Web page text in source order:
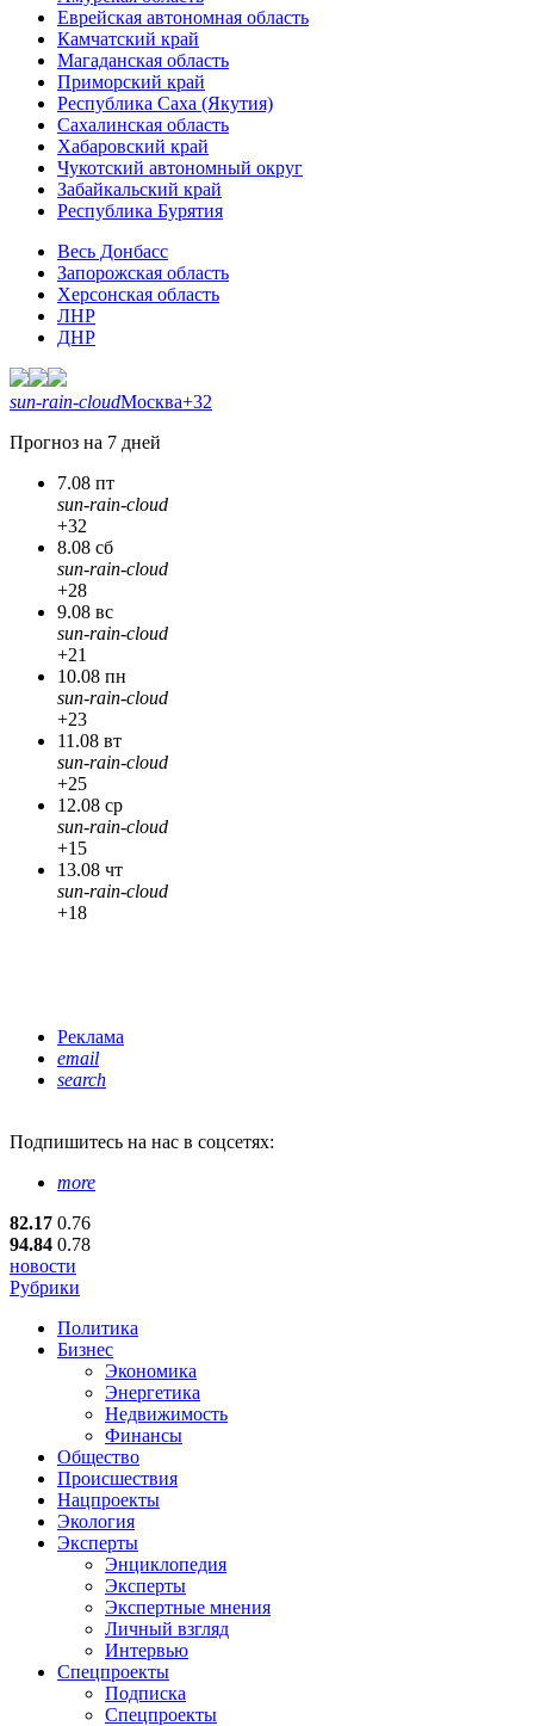
Еврейская автономная область
Камчатский край
Магаданская область
Приморский край
Республика Саха (Якутия)
Сахалинская область
Хабаровский край
Чукотский автономный округ
Забайкальский край
Республика Бурятия
Весь Донбасс
Запорожская область
Херсонская область
ЛНР
ДНР
sun-rain-cloudМосква+32
Прогноз на 7 дней
7.08 пт
sun-rain-cloud
+32
8.08 сб
sun-rain-cloud
+28
9.08 вс
sun-rain-cloud
+21
10.08 пн
sun-rain-cloud
+23
11.08 вт
sun-rain-cloud
+25
12.08 ср
sun-rain-cloud
+15
13.08 чт
sun-rain-cloud
+18
Реклама
email
search
Подпишитесь на нас в соцсетях:
more
82.17 0.76
94.84 0.78
новости
Рубрики
Политика
Бизнес
Экономика
Энергетика
Недвижимость
Финансы
Общество
Происшествия
Нацпроекты
Экология
Эксперты
Энциклопедия
Эксперты
Экспертные мнения
Личный взгляд
Интервью
Спецпроекты
Подписка
Спецпроекты